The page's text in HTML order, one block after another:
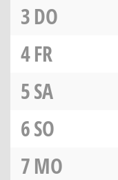
3DO
4FR
5SA
6SO
7MO